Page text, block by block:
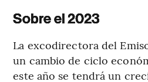
Sobre el 2023
La excodirectora del
un cambio de ciclo
este año se tendrá un